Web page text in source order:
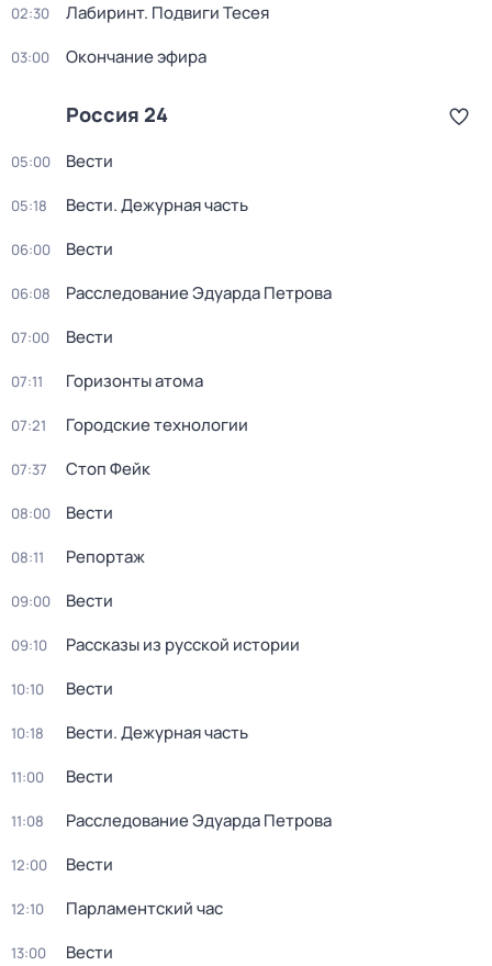
02:30 Лабиринт. Подвиги Тесея
03:00 Окончание эфира
Россия 24
05:00 Вести
05:18 Вести. Дежурная часть
06:00 Вести
06:08 Расследование Эдуарда Петрова
07:00 Вести
07:11 Горизонты атома
07:21 Городские технологии
07:37 Стоп Фейк
08:00 Вести
08:11 Репортаж
09:00 Вести
09:10 Рассказы из русской истории
10:10 Вести
10:18 Вести. Дежурная часть
11:00 Вести
11:08 Расследование Эдуарда Петрова
12:00 Вести
12:10 Парламентский час
13:00 Вести